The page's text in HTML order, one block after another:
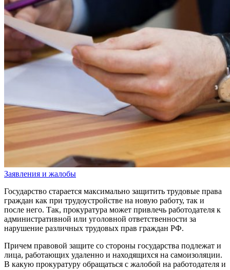
Заявления и жалобы
Государство старается максимально защитить трудовые права
граждан как при трудоустройстве на новую работу, так и
после него. Так, прокуратура может привлечь работодателя к
административной или уголовной ответственности за
нарушение различных трудовых прав граждан РФ.
Причем правовой защите со стороны государства подлежат и
лица, работающих удаленно и находящихся на самоизоляции.
В какую прокуратуру обращаться с жалобой на работодателя и